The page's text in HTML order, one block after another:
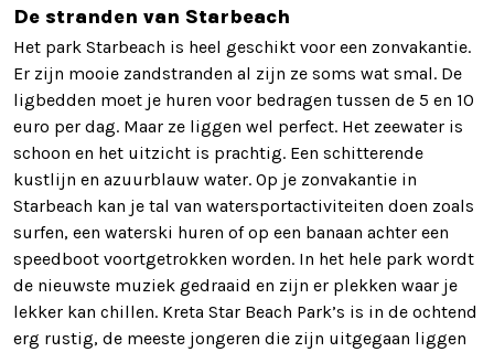
De stranden van Starbeach
Het park Starbeach is heel geschikt voor een zonvakantie.
Er zijn mooie zandstranden al zijn ze soms wat smal. De
ligbedden moet je huren voor bedragen tussen de 5 en 10
euro per dag. Maar ze liggen wel perfect. Het zeewater is
schoon en het uitzicht is prachtig. Een schitterende
kustlijn en azuurblauw water. Op je zonvakantie in
Starbeach kan je tal van watersportactiviteiten doen zoals
surfen, een waterski huren of op een banaan achter een
speedboot voortgetrokken worden. In het hele park wordt
de nieuwste muziek gedraaid en zijn er plekken waar je
lekker kan chillen. Kreta Star Beach Park’s is in de ochtend
erg rustig, de meeste jongeren die zijn uitgegaan liggen